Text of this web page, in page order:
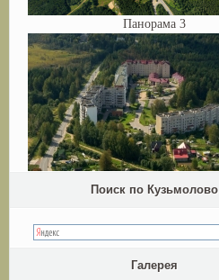
Панорама 3
Поиск по Кузьмолово
Галерея